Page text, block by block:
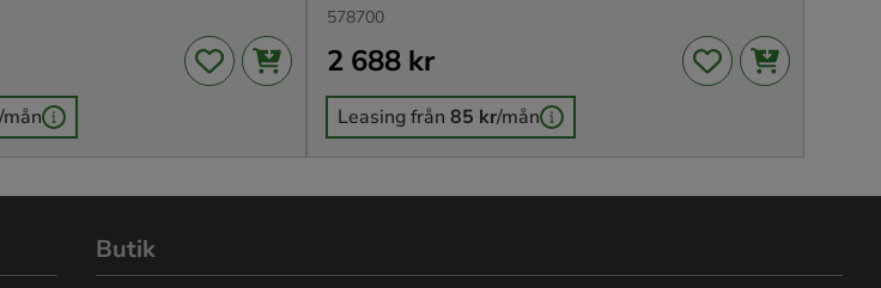
578700
Pris:2 688 kr
2 688 kr
Leasing från 85 kr/mån
Butik